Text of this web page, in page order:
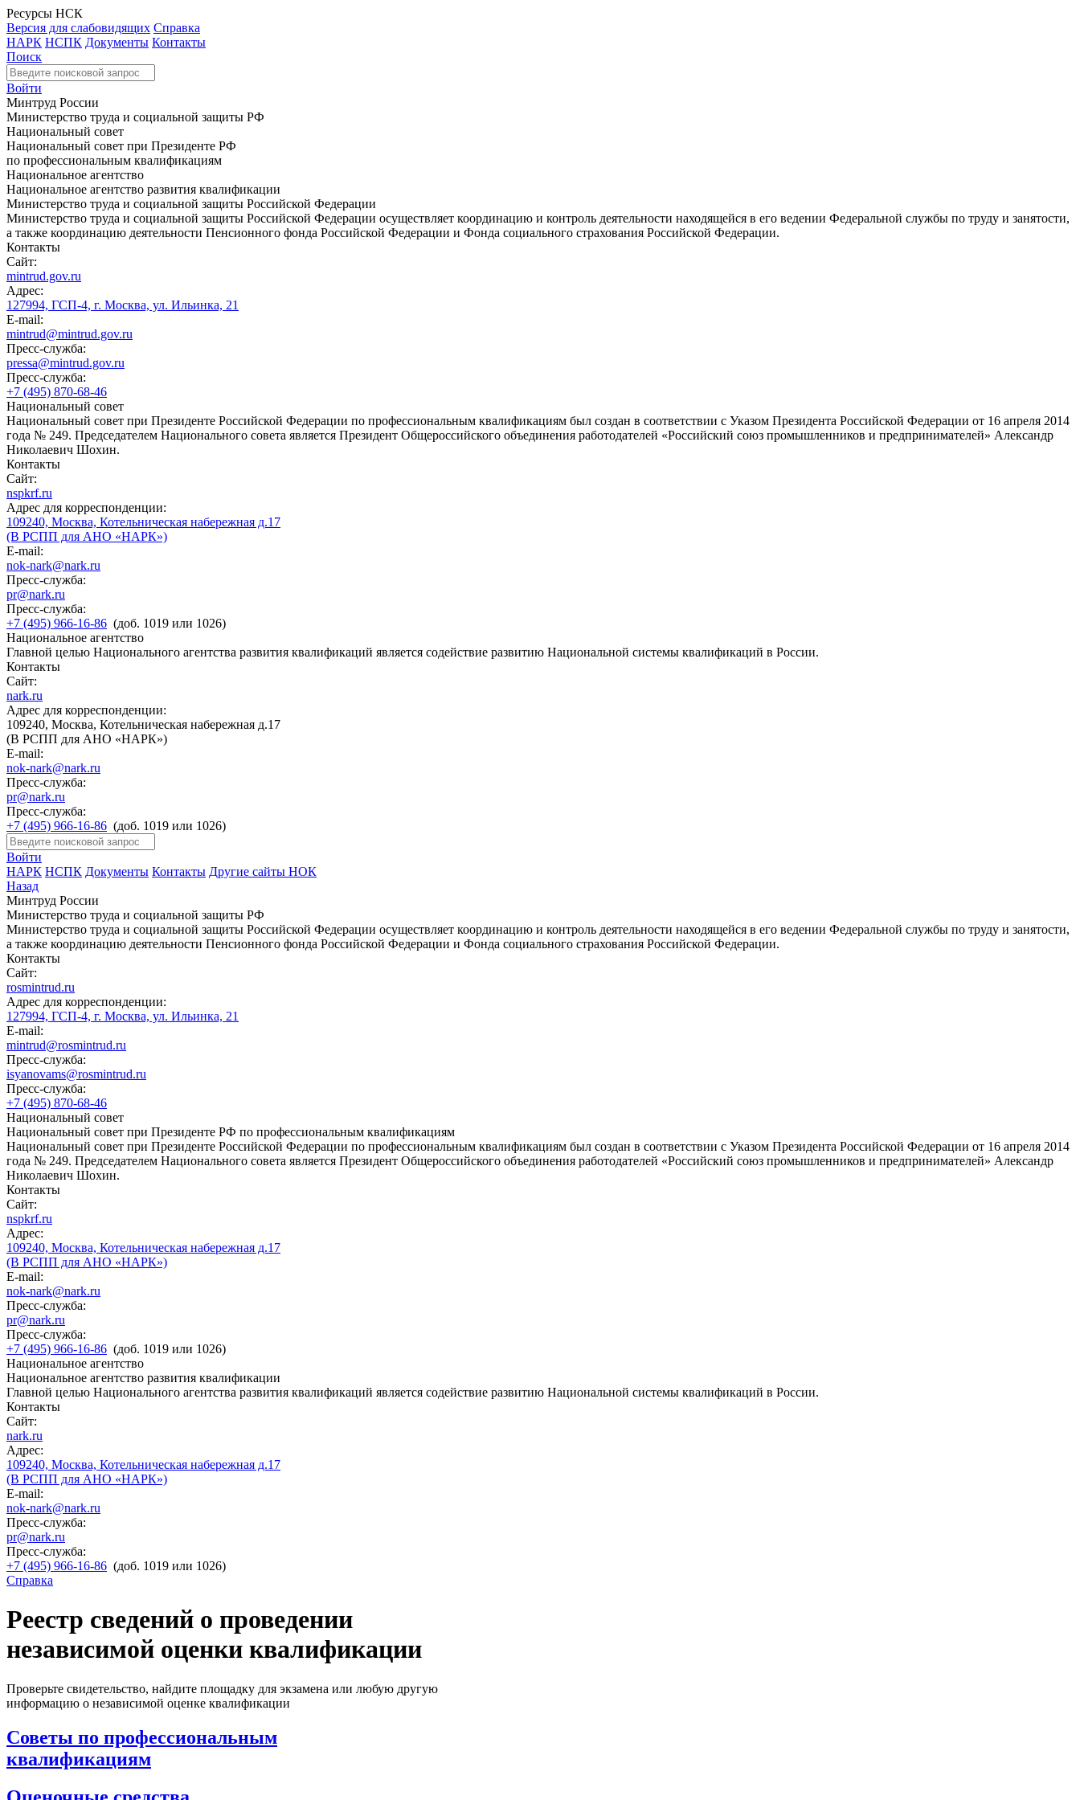
Ресурсы НСК
Версия для слабовидящих Справка
НАРК НСПК Документы Контакты
Поиск
Войти
Минтруд России
Министерство труда и социальной защиты РФ
Национальный совет
Национальный совет при Президенте РФ
по профессиональным квалификациям
Национальное агентство
Национальное агентство развития квалификации
Министерство труда и социальной защиты Российской Федерации
Министерство труда и социальной защиты Российской Федерации осуществляет координацию и контроль деятельности находящейся в его ведении Федеральной службы по труду и занятости,
а также координацию деятельности Пенсионного фонда Российской Федерации и Фонда социального страхования Российской Федерации.
Контакты
Сайт:
mintrud.gov.ru
Адрес:
127994, ГСП-4, г. Москва, ул. Ильинка, 21
E-mail:
mintrud@mintrud.gov.ru
Пресс-служба:
pressa@mintrud.gov.ru
Пресс-служба:
+7 (495) 870-68-46
Национальный совет
Национальный совет при Президенте Российской Федерации по профессиональным квалификациям был создан в соответствии с Указом Президента Российской Федерации от 16 апреля 2014
года № 249. Председателем Национального совета является Президент Общероссийского объединения работодателей «Российский союз промышленников и предпринимателей» Александр
Николаевич Шохин.
Контакты
Сайт:
nspkrf.ru
Адрес для корреспонденции:
109240, Москва, Котельническая набережная д.17
(В РСПП для АНО «НАРК»)
E-mail:
nok-nark@nark.ru
Пресс-служба:
pr@nark.ru
Пресс-служба:
+7 (495) 966-16-86 (доб. 1019 или 1026)
Национальное агентство
Главной целью Национального агентства развития квалификаций является содействие развитию Национальной системы квалификаций в России.
Контакты
Сайт:
nark.ru
Адрес для корреспонденции:
109240, Москва, Котельническая набережная д.17
(В РСПП для АНО «НАРК»)
E-mail:
nok-nark@nark.ru
Пресс-служба:
pr@nark.ru
Пресс-служба:
+7 (495) 966-16-86 (доб. 1019 или 1026)
Войти
НАРК НСПК Документы Контакты Другие сайты НОК
Назад
Минтруд России
Министерство труда и социальной защиты РФ
Министерство труда и социальной защиты Российской Федерации осуществляет координацию и контроль деятельности находящейся в его ведении Федеральной службы по труду и занятости,
а также координацию деятельности Пенсионного фонда Российской Федерации и Фонда социального страхования Российской Федерации.
Контакты
Сайт:
rosmintrud.ru
Адрес для корреспонденции:
127994, ГСП-4, г. Москва, ул. Ильинка, 21
E-mail:
mintrud@rosmintrud.ru
Пресс-служба:
isyanovams@rosmintrud.ru
Пресс-служба:
+7 (495) 870-68-46
Национальный совет
Национальный совет при Президенте РФ по профессиональным квалификациям
Национальный совет при Президенте Российской Федерации по профессиональным квалификациям был создан в соответствии с Указом Президента Российской Федерации от 16 апреля 2014
года № 249. Председателем Национального совета является Президент Общероссийского объединения работодателей «Российский союз промышленников и предпринимателей» Александр
Николаевич Шохин.
Контакты
Сайт:
nspkrf.ru
Адрес:
109240, Москва, Котельническая набережная д.17
(В РСПП для АНО «НАРК»)
E-mail:
nok-nark@nark.ru
Пресс-служба:
pr@nark.ru
Пресс-служба:
+7 (495) 966-16-86 (доб. 1019 или 1026)
Национальное агентство
Национальное агентство развития квалификации
Главной целью Национального агентства развития квалификаций является содействие развитию Национальной системы квалификаций в России.
Контакты
Сайт:
nark.ru
Адрес:
109240, Москва, Котельническая набережная д.17
(В РСПП для АНО «НАРК»)
E-mail:
nok-nark@nark.ru
Пресс-служба:
pr@nark.ru
Пресс-служба:
+7 (495) 966-16-86 (доб. 1019 или 1026)
Справка
Реестр сведений о проведении
независимой оценки квалификации
Проверьте свидетельство, найдите площадку для экзамена или любую другую
информацию о независимой оценке квалификации
Советы по профессиональным
квалификациям